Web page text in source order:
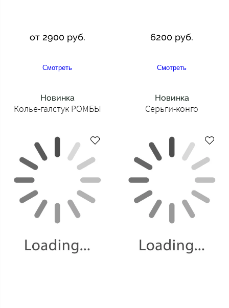
от 2900 руб.
Смотреть
6200 руб.
Смотреть
Новинка
Колье-галстук РОМБЫ
Новинка
Серьги-конго